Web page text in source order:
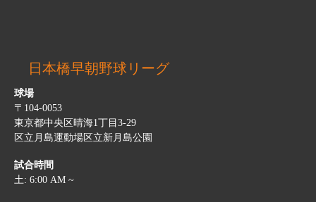
日本橋早朝野球リーグ
球場
〒104-0053
東京都中央区晴海1丁目3-29
区立月島運動場区立新月島公園
試合時間
土: 6:00 AM ~